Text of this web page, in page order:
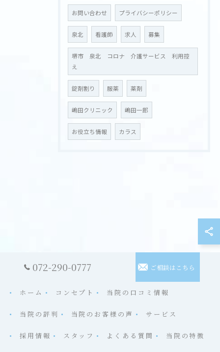
お問い合わせ プライバシーポリシー
泉北 看護師 求人 募集
堺市 泉北 コロナ 介護サービス 利用控
え
錠剤割り 服薬 薬剤
嶋田クリニック 嶋田一郎
お役立ち情報 カラス
072-290-0777 ご相談はこちら
ホーム コンセプト 当院の口コミ情報
当院の評判 当院のお客様の声 サービス
採用情報 スタッフ よくある質問 当院の特徴